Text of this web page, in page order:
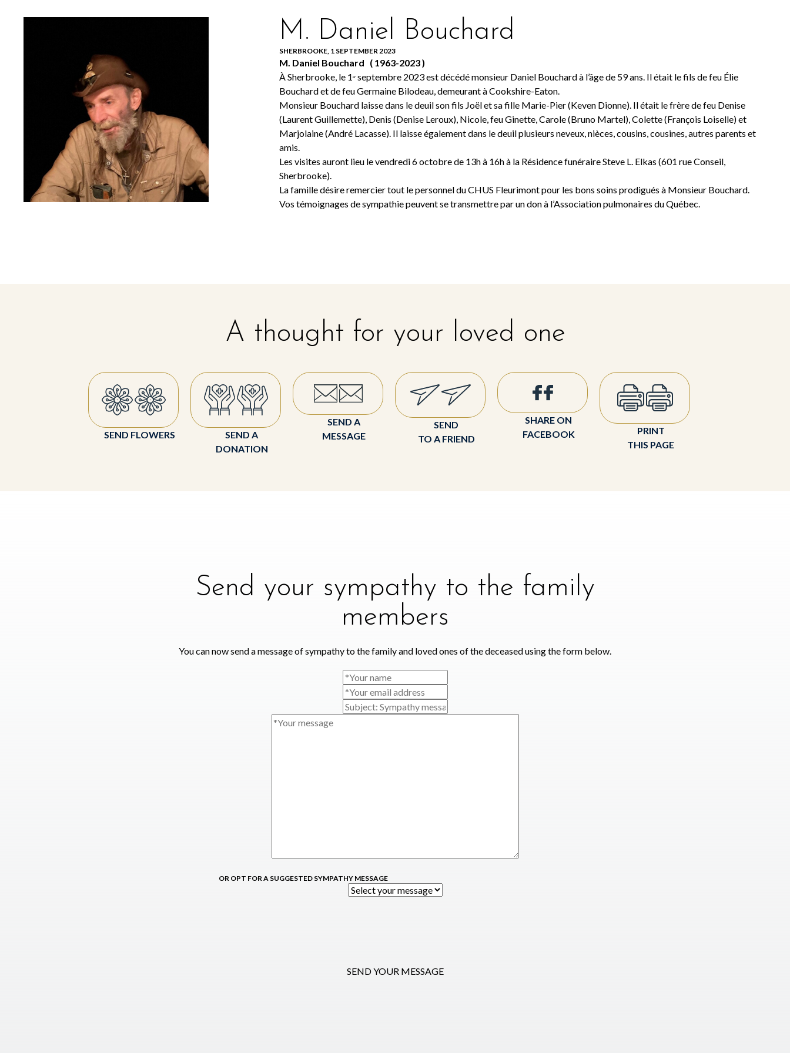
M. Daniel Bouchard
SHERBROOKE, 1 SEPTEMBER 2023
M. Daniel Bouchard ( 1963-2023 )
À Sherbrooke, le 1 erseptembre 2023 est décédé monsieur Daniel Bouchard à l’âge de 59 ans. Il était le fils de feu Élie
Bouchard et de feu Germaine Bilodeau, demeurant à Cookshire-Eaton.
Monsieur Bouchard laisse dans le deuil son fils Joël et sa fille Marie-Pier (Keven Dionne). Il était le frère de feu Denise
(Laurent Guillemette), Denis (Denise Leroux), Nicole, feu Ginette, Carole (Bruno Martel), Colette (François Loiselle) et
Marjolaine (André Lacasse). Il laisse également dans le deuil plusieurs neveux, nièces, cousins, cousines, autres parents et
amis.
Les visites auront lieu le vendredi 6 octobre de 13h à 16h à la Résidence funéraire Steve L. Elkas (601 rue Conseil,
Sherbrooke).
La famille désire remercier tout le personnel du CHUS Fleurimont pour les bons soins prodigués à Monsieur Bouchard.
Vos témoignages de sympathie peuvent se transmettre par un don à l’Association pulmonaires du Québec.
A thought for your loved one
SEND FLOWERS
SEND A
DONATION
SEND A
MESSAGE
SEND
TO A FRIEND
SHARE ON
FACEBOOK
PRINT
THIS PAGE
Send your sympathy to the family
members
You can now send a message of sympathy to the family and loved ones of the deceased using the form below.
OR OPT FOR A SUGGESTED SYMPATHY MESSAGE
SEND YOUR MESSAGE